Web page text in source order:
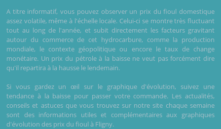
A titre informatif, vous pouvez observer un prix du fioul domestique
assez volatile, même à l'échelle locale. Celui-ci se montre très fluctuant
tout au long de l'année, et subit directement les facteurs gravitant
autour du commerce de cet hydrocarbure, comme la production
mondiale, le contexte géopolitique ou encore le taux de change
monétaire. Un prix du pétrole à la baisse ne veut pas forcément dire
qu'il repartira à la hausse le lendemain.
Si vous gardez un œil sur le graphique d'évolution, suivez une
tendance à la baisse pour passer votre commande. Les actualités,
conseils et astuces que vous trouvez sur notre site chaque semaine
sont des informations utiles et complémentaires aux graphiques
d'évolution des prix du fioul à Fligny.